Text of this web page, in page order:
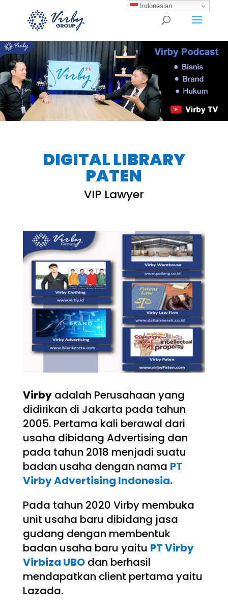
DIGITAL LIBRARY
PATEN
VIP Lawyer
Virbyadalah Perusahaan yang
didirikan di Jakarta pada tahun
2005. Pertama kali berawal dari
usaha dibidang Advertising dan
pada tahun 2018 menjadi suatu
badan usaha dengan nama PT
Virby Advertising Indonesia.
Pada tahun 2020 Virby membuka
unit usaha baru dibidang jasa
gudang dengan membentuk
badan usaha baru yaitu PT Virby
Virbiza UBOdan berhasil
mendapatkan client pertama yaitu
Lazada.
Indonesian